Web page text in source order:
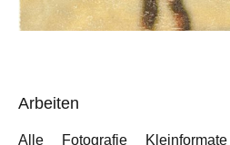
Arbeiten
Alle Fotografie Kleinformate